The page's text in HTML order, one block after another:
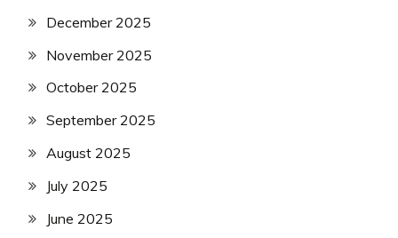
December 2025
November 2025
October 2025
September 2025
August 2025
July 2025
June 2025